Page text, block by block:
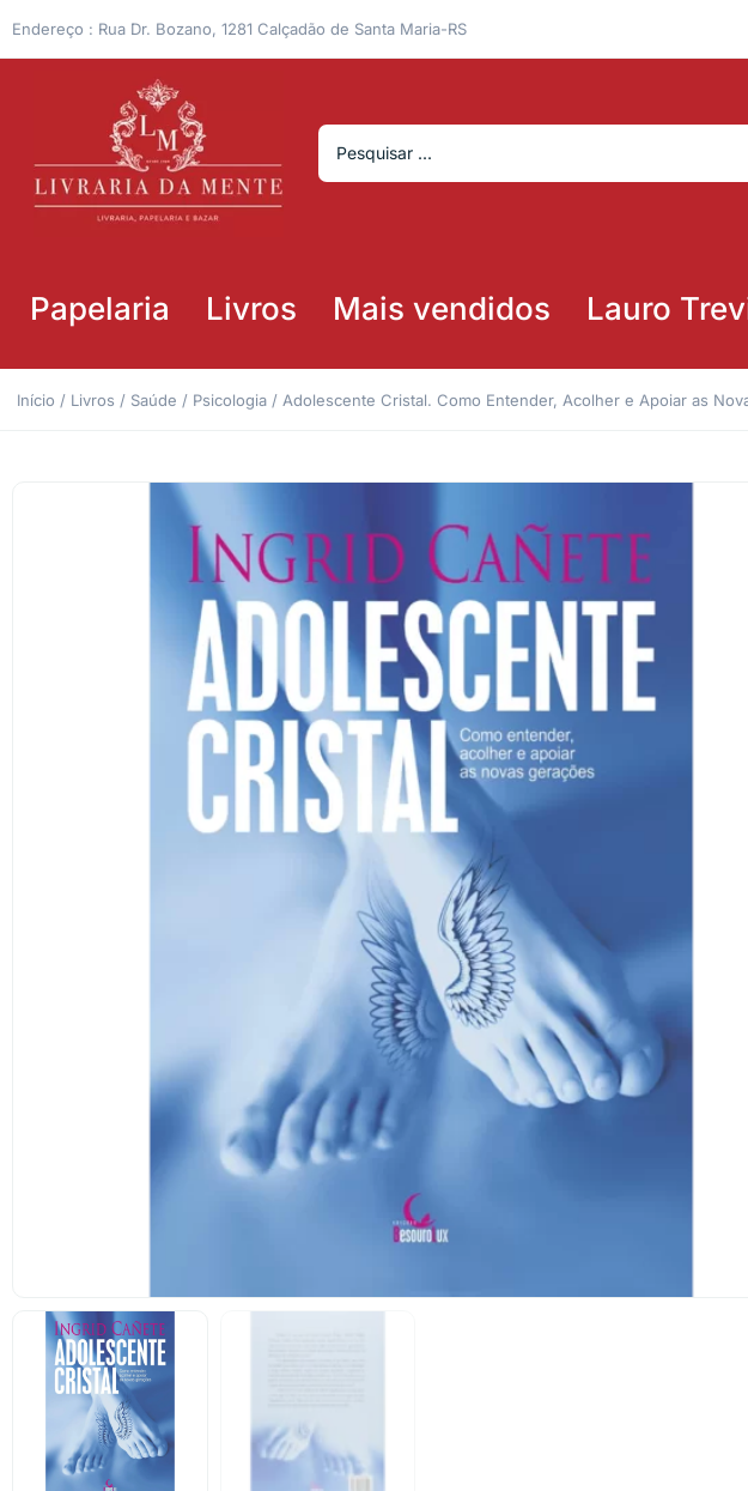
Endereço : Rua Dr. Bozano, 1281 Calçadão de Santa Maria-RS
Papelaria Livros Mais vendidos Lauro
Início / Livros / Saúde / Psicologia / Adolescente Cristal. Como Entender, Acolher e Apoiar as